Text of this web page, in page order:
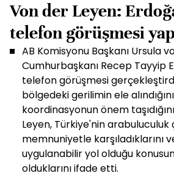
Von der Leyen:
telefon görüşmesi
AB Komisyonu Başkanı Ursula
Cumhurbaşkanı Recep Tayyip
telefon görüşmesi
bölgedeki gerilimin ele
koordinasyonun önem
Leyen, Türkiye'nin arabuluculuk
memnuniyetle karşıladıklarını
uygulanabilir yol olduğu
olduklarını ifade etti.